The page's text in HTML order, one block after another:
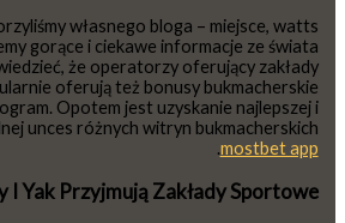
własnego bloga – miejsce, watts
gorące i ciekawe informacje ze świata
że operatorzy oferujący zakłady
oferują też bonusy bukmacherskie
Opotem jest uzyskanie najlepszej i
unces różnych witryn bukmacherskich
mostbet app
.
I Yak Przyjmują Zakłady Sportowe? ”